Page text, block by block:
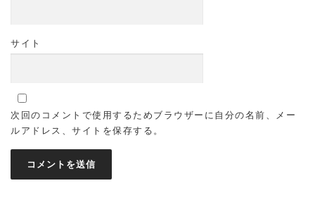
サイト
次回のコメントで使用するためブラウザーに自分の名前、メー
ルアドレス、サイトを保存する。